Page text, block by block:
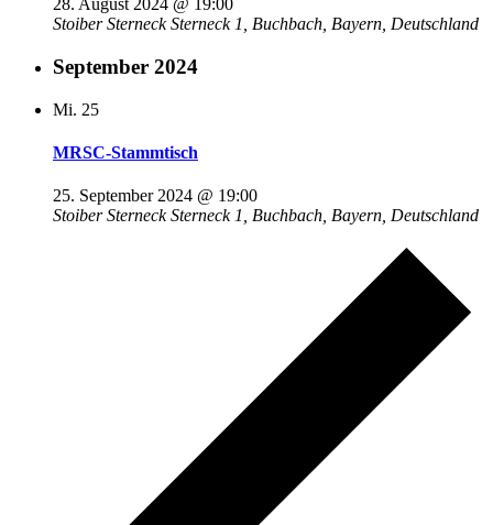
28. August 2024 @ 19:00
Stoiber SterneckSterneck 1, Buchbach, Bayern, Deutschland
September 2024
Mi. 25
MRSC-Stammtisch
25. September 2024 @ 19:00
Stoiber SterneckSterneck 1, Buchbach, Bayern, Deutschland